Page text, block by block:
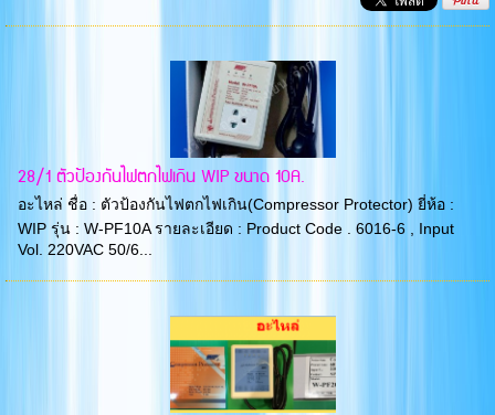
28/1 ตัวป้องกันไฟตกไฟเกิน WIP ขนาด 10A.
อะไหล่ ชื่อ : ตัวป้องกันไฟตกไฟเกิน(Compressor Protector) ยี่ห้อ :
WIP รุ่น : W-PF10A รายละเอียด : Product Code . 6016-6 , Input
Vol. 220VAC 50/6...